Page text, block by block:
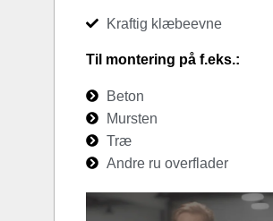
Kraftig klæbeevne
Til montering på f.eks.:
Beton
Mursten
Træ
Andre ru overflader